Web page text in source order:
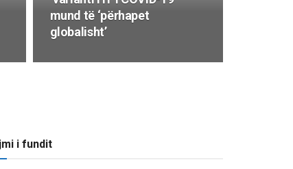
mund të ‘përhapet
globalisht’
i fundit